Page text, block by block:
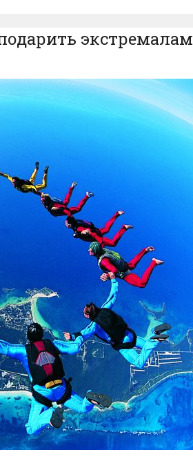
экстремалам